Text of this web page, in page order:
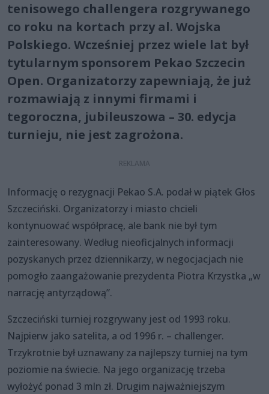
tenisowego challengera rozgrywanego
co roku na kortach przy al. Wojska
Polskiego. Wcześniej przez wiele lat był
tytularnym sponsorem Pekao Szczecin
Open. Organizatorzy zapewniają, że już
rozmawiają z innymi firmami i
tegoroczna, jubileuszowa – 30. edycja
turnieju, nie jest zagrożona.
Informację o rezygnacji Pekao S.A. podał w piątek Głos
Szczeciński. Organizatorzy i miasto chcieli
kontynuować współpracę, ale bank nie był tym
zainteresowany. Według nieoficjalnych informacji
pozyskanych przez dziennikarzy, w negocjacjach nie
pomogło zaangażowanie prezydenta Piotra Krzystka „w
narrację antyrządową”.
Szczeciński turniej rozgrywany jest od 1993 roku.
Najpierw jako satelita, a od 1996 r. – challenger.
Trzykrotnie był uznawany za najlepszy turniej na tym
poziomie na świecie. Na jego organizację trzeba
wyłożyć ponad 3 mln zł. Drugim najważniejszym